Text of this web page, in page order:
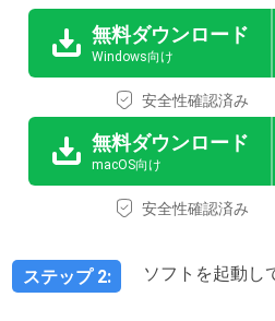
無料ダウンロード
Windows向け
安全性確認済み
無料ダウンロード
macOS向け
安全性確認済み
ステップ 2: ソフトを起動し